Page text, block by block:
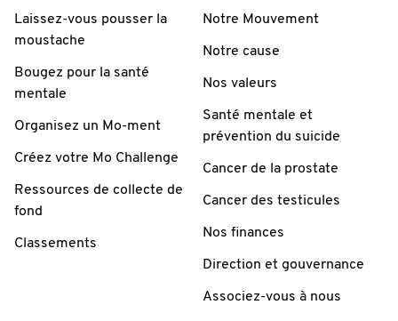
Laissez-vous pousser la
moustache
Bougez pour la santé
mentale
Organisez un Mo-ment
Créez votre Mo Challenge
Ressources de collecte de
fond
Classements
Notre Mouvement
Notre cause
Nos valeurs
Santé mentale et
prévention du suicide
Cancer de la prostate
Cancer des testicules
Nos finances
Direction et gouvernance
Associez-vous à nous